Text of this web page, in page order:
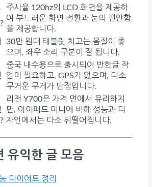
주사율 120hz의 LCD 화면을 제공하
여 부드러운 화면 전환과 눈의 편안함
을 제공합니다.
30만 원대 태블릿 치고는 음질이 좋
으며, 좌우 소리 구분이 잘 됩니다.
중국 내수용으로 출시되어 반한글 작
업이 필요하고, GPS가 없으며, 다소
무거운 무게가 단점입니다.
리전 Y700은 가격 면에서 유리하지
만, 아이패드 미니에 비해 성능과 디
자인에서는 다소 뒤떨어집니다.
유익한 글 모음
다이어트 정리